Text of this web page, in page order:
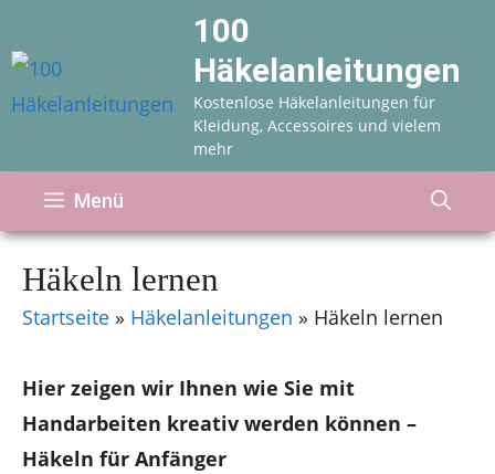
Inhalt
100
Häkelanleitungen
Kostenlose Häkelanleitungen für
Kleidung, Accessoires und vielem
mehr
Menü
Häkeln lernen
Startseite » Häkelanleitungen » Häkeln lernen
Hier zeigen wir Ihnen wie Sie mit
Handarbeiten kreativ werden können –
Häkeln für Anfänger